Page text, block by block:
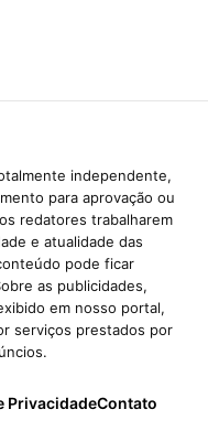
independente,
para aprovação ou
redatores trabalharem
e atualidade das
pode ficar
as publicidades,
em nosso portal,
serviços prestados por
PrivacidadeContato